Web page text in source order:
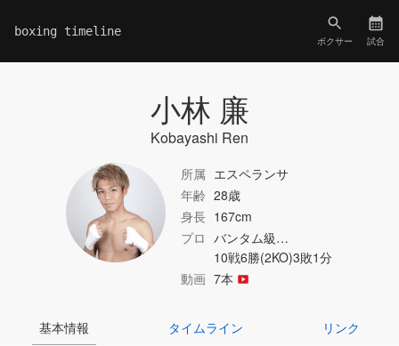
boxing timeline
ボクサー 試合
小林 廉
Kobayashi Ren
所属 エスペランサ
年齢 28歳
身長 167cm
プロ バンタム級…
10戦6勝(2KO)3敗1分
動画 7本
基本情報 タイムライン リンク